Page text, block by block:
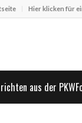
Hier klicken für
aus der